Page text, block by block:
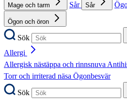
Mage och tarm Sår Sår
Ögon och öron
Sök
Allergi
Allergisk nästäppa och rinnsnuva
Torr och irriterad näsa Ögonbesvär
Sök